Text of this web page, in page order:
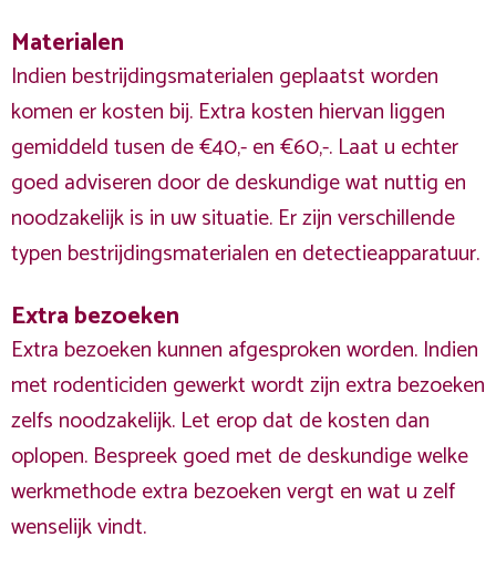
Materialen
Indien bestrijdingsmaterialen geplaatst worden
komen er kosten bij. Extra kosten hiervan liggen
gemiddeld tusen de €40,- en €60,-. Laat u echter
goed adviseren door de deskundige wat nuttig en
noodzakelijk is in uw situatie. Er zijn verschillende
typen bestrijdingsmaterialen en detectieapparatuur.
Extra bezoeken
Extra bezoeken kunnen afgesproken worden. Indien
met rodenticiden gewerkt wordt zijn extra bezoeken
zelfs noodzakelijk. Let erop dat de kosten dan
oplopen. Bespreek goed met de deskundige welke
werkmethode extra bezoeken vergt en wat u zelf
wenselijk vindt.